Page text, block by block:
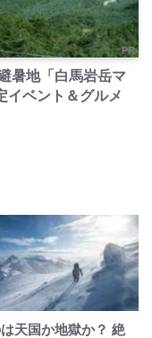
PR
暑地「白馬岩岳マ
イベント＆グルメ
天国か地獄か？ 絶